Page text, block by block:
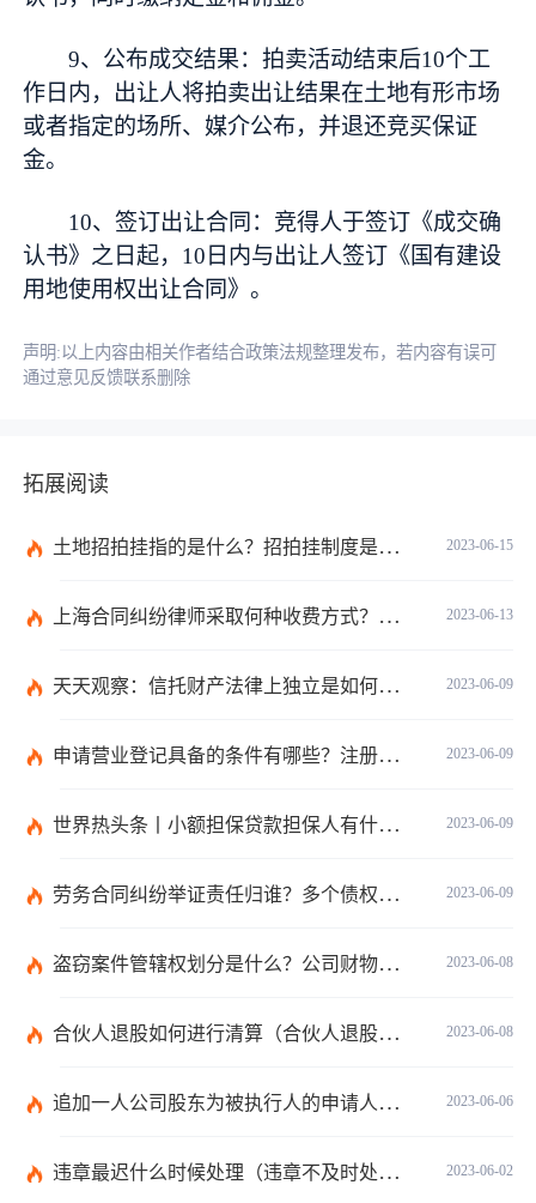
9、公布成交结果：拍卖活动结束后10个工
作日内，出让人将拍卖出让结果在土地有形市场
或者指定的场所、媒介公布，并退还竞买保证
金。
10、签订出让合同：竞得人于签订《成交确
认书》之日起，10日内与出让人签订《国有建设
用地使用权出让合同》。
声明:以上内容由相关作者结合政策法规整理发布，若内容有误可
通过意见反馈联系删除
拓展阅读
2023-06-15
土地招拍挂指的是什么？招拍挂制度是什么？
2023-06-13
上海合同纠纷律师采取何种收费方式？经济纠纷律师采取何种收费方式？
2023-06-09
天天观察：信托财产法律上独立是如何理解的？财产权信托的优点有什么？
2023-06-09
申请营业登记具备的条件有哪些？注册公司需要准备哪些材料？
2023-06-09
世界热头条丨小额担保贷款担保人有什么责任？保证合同应当有哪些内容？
2023-06-09
劳务合同纠纷举证责任归谁？多个债权人的债权种类不同的如何清偿？ 全球热头条
2023-06-08
盗窃案件管辖权划分是什么？公司财物被盗的处理是报案吗？
2023-06-08
合伙人退股如何进行清算（合伙人退股没有钱退怎么办）
2023-06-06
追加一人公司股东为被执行人的申请人不负举证责任吗？|每日看点
2023-06-02
违章最迟什么时候处理（违章不及时处理什么时候产生滞纳金）